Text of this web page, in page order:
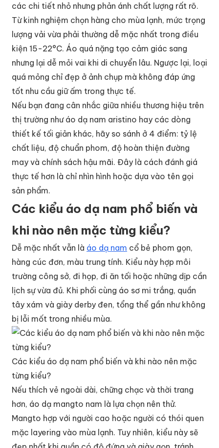
các chi tiết nhỏ nhưng phản ánh chất lượng rất rõ.
Từ kinh nghiệm chọn hàng cho mùa lạnh, mức trọng
lượng vải vừa phải thường dễ mặc nhất trong điều
kiện 15-22°C. Áo quá nặng tạo cảm giác sang
nhưng lại dễ mỏi vai khi di chuyển lâu. Ngược lại, loại
quá mỏng chỉ đẹp ở ảnh chụp mà không đáp ứng
tốt nhu cầu giữ ấm trong thực tế.
Nếu bạn đang cân nhắc giữa nhiều thương hiệu trên
thị trường như áo dạ nam aristino hay các dòng
thiết kế tối giản khác, hãy so sánh ở 4 điểm: tỷ lệ
chất liệu, độ chuẩn phom, độ hoàn thiện đường
may và chính sách hậu mãi. Đây là cách đánh giá
thực tế hơn là chỉ nhìn hình hoặc dựa vào tên gọi
sản phẩm.
Các kiểu áo dạ nam phổ biến và
khi nào nên mặc từng kiểu?
Dễ mặc nhất vẫn là áo dạ nam cổ bẻ phom gọn,
hàng cúc đơn, màu trung tính. Kiểu này hợp môi
trường công sở, đi họp, đi ăn tối hoặc những dịp cần
lịch sự vừa đủ. Khi phối cùng áo sơ mi trắng, quần
tây xám và giày derby đen, tổng thể gần như không
bị lỗi mốt trong nhiều mùa.
Các kiểu áo dạ nam phổ biến và khi nào nên mặc
từng kiểu?
Nếu thích vẻ ngoài dài, chững chạc và thời trang
hơn, áo dạ mangto nam là lựa chọn nên thử.
Mangto hợp với người cao hoặc người có thói quen
mặc layering vào mùa lạnh. Tuy nhiên, kiểu này sẽ